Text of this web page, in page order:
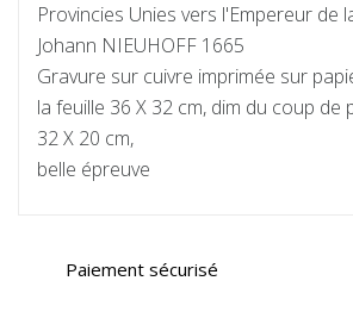
Provincies Unies vers l'Empereur de
Johann NIEUHOFF 1665
Gravure sur cuivre imprimée sur
la feuille 36 X 32 cm, dim du coup de
32 X 20 cm,
belle épreuve
Paiement sécurisé